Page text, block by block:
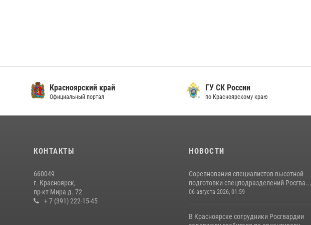
Красноярский край
Официальный портал
ГУ СК России
по Красноярскому краю
КОНТАКТЫ
660049
г. Красноярск,
пр-кт Мира д. 72
+ 7 (391) 222-15-45
НОВОСТИ
Соревнования специалистов высотной
подготовки спецподразделений Росгва...
06 августа 2026, 01:59
В Красноярске сотрудники Росгвардии